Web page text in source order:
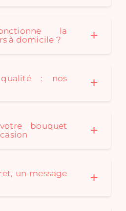
la
à domicile ?
: nos
bouquet
un message